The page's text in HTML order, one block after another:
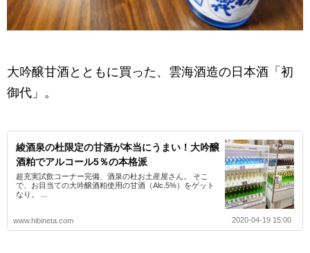
大吟醸甘酒とともに買った、雲海酒造の日本酒「初
御代」。
綾酒泉の杜限定の甘酒が本当にうまい！大吟醸
酒粕でアルコール5％の本格派
超充実試飲コーナー完備、酒泉の杜お土産屋さん。 そこ
で、お目当ての大吟醸酒粕使用の甘酒（Alc.5%）をゲット
なり。 ...
www.hibineta.com 2020-04-19 15:00